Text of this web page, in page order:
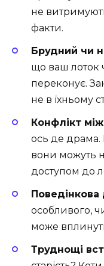
не
факти.
Брудний чи
що ваш лоток
переконує.
не в їхньому
Конфлікт
ось де драма.
вони можуть
доступом до
Поведінкова
особливого,
може
Труднощі